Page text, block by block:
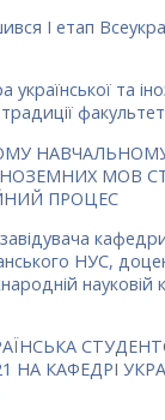
І етап
української та
традиції
НАВЧАЛЬНОМУ
МОВ
ПРОЦЕС
НУС,
науковій
НА КАФЕДРІ